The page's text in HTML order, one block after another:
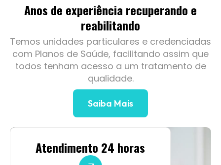
Atendimento 24 horas
Anos de experiência recuperando e
reabilitando
Temos unidades particulares e credenciadas
com Planos de Saúde, facilitando assim que
todos tenham acesso a um tratamento de
qualidade.
Saiba Mais